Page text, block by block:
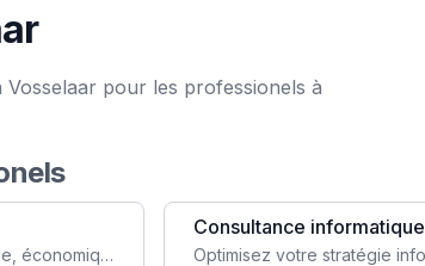
pour les professionels à
Simplifiez votre communication avec une solution VoIP flexible, économique et adaptée à vos besoins professionnels.
Consultance informatique